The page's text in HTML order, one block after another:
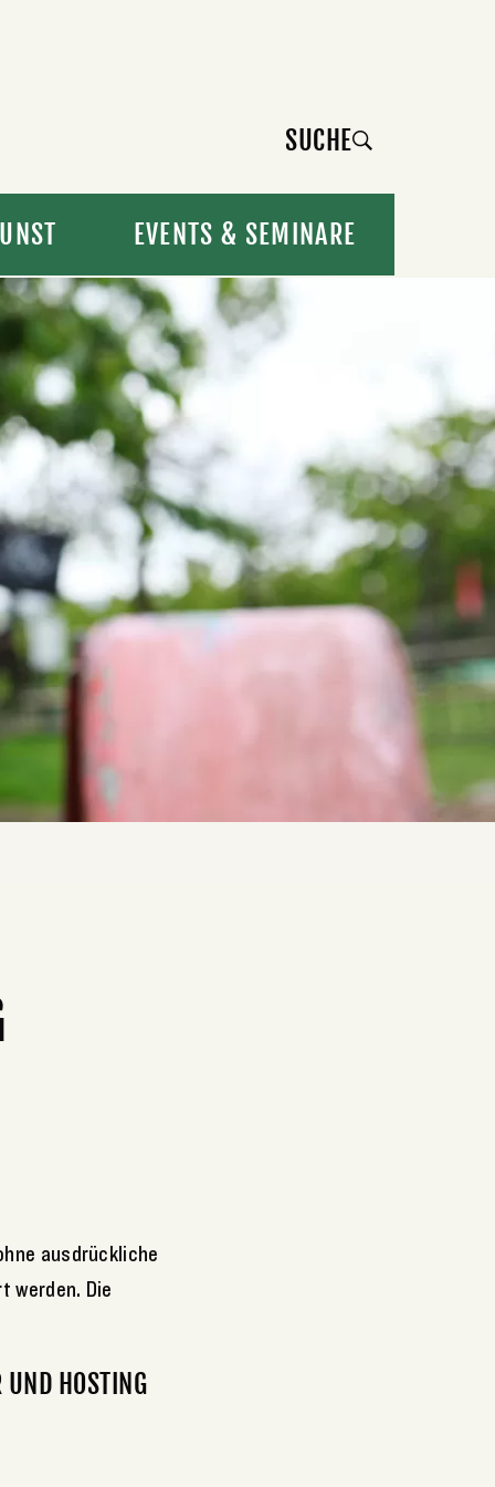
SUCHE
EVENTS & SEMINARE
ausdrückliche
werden. Die
UND HOSTING